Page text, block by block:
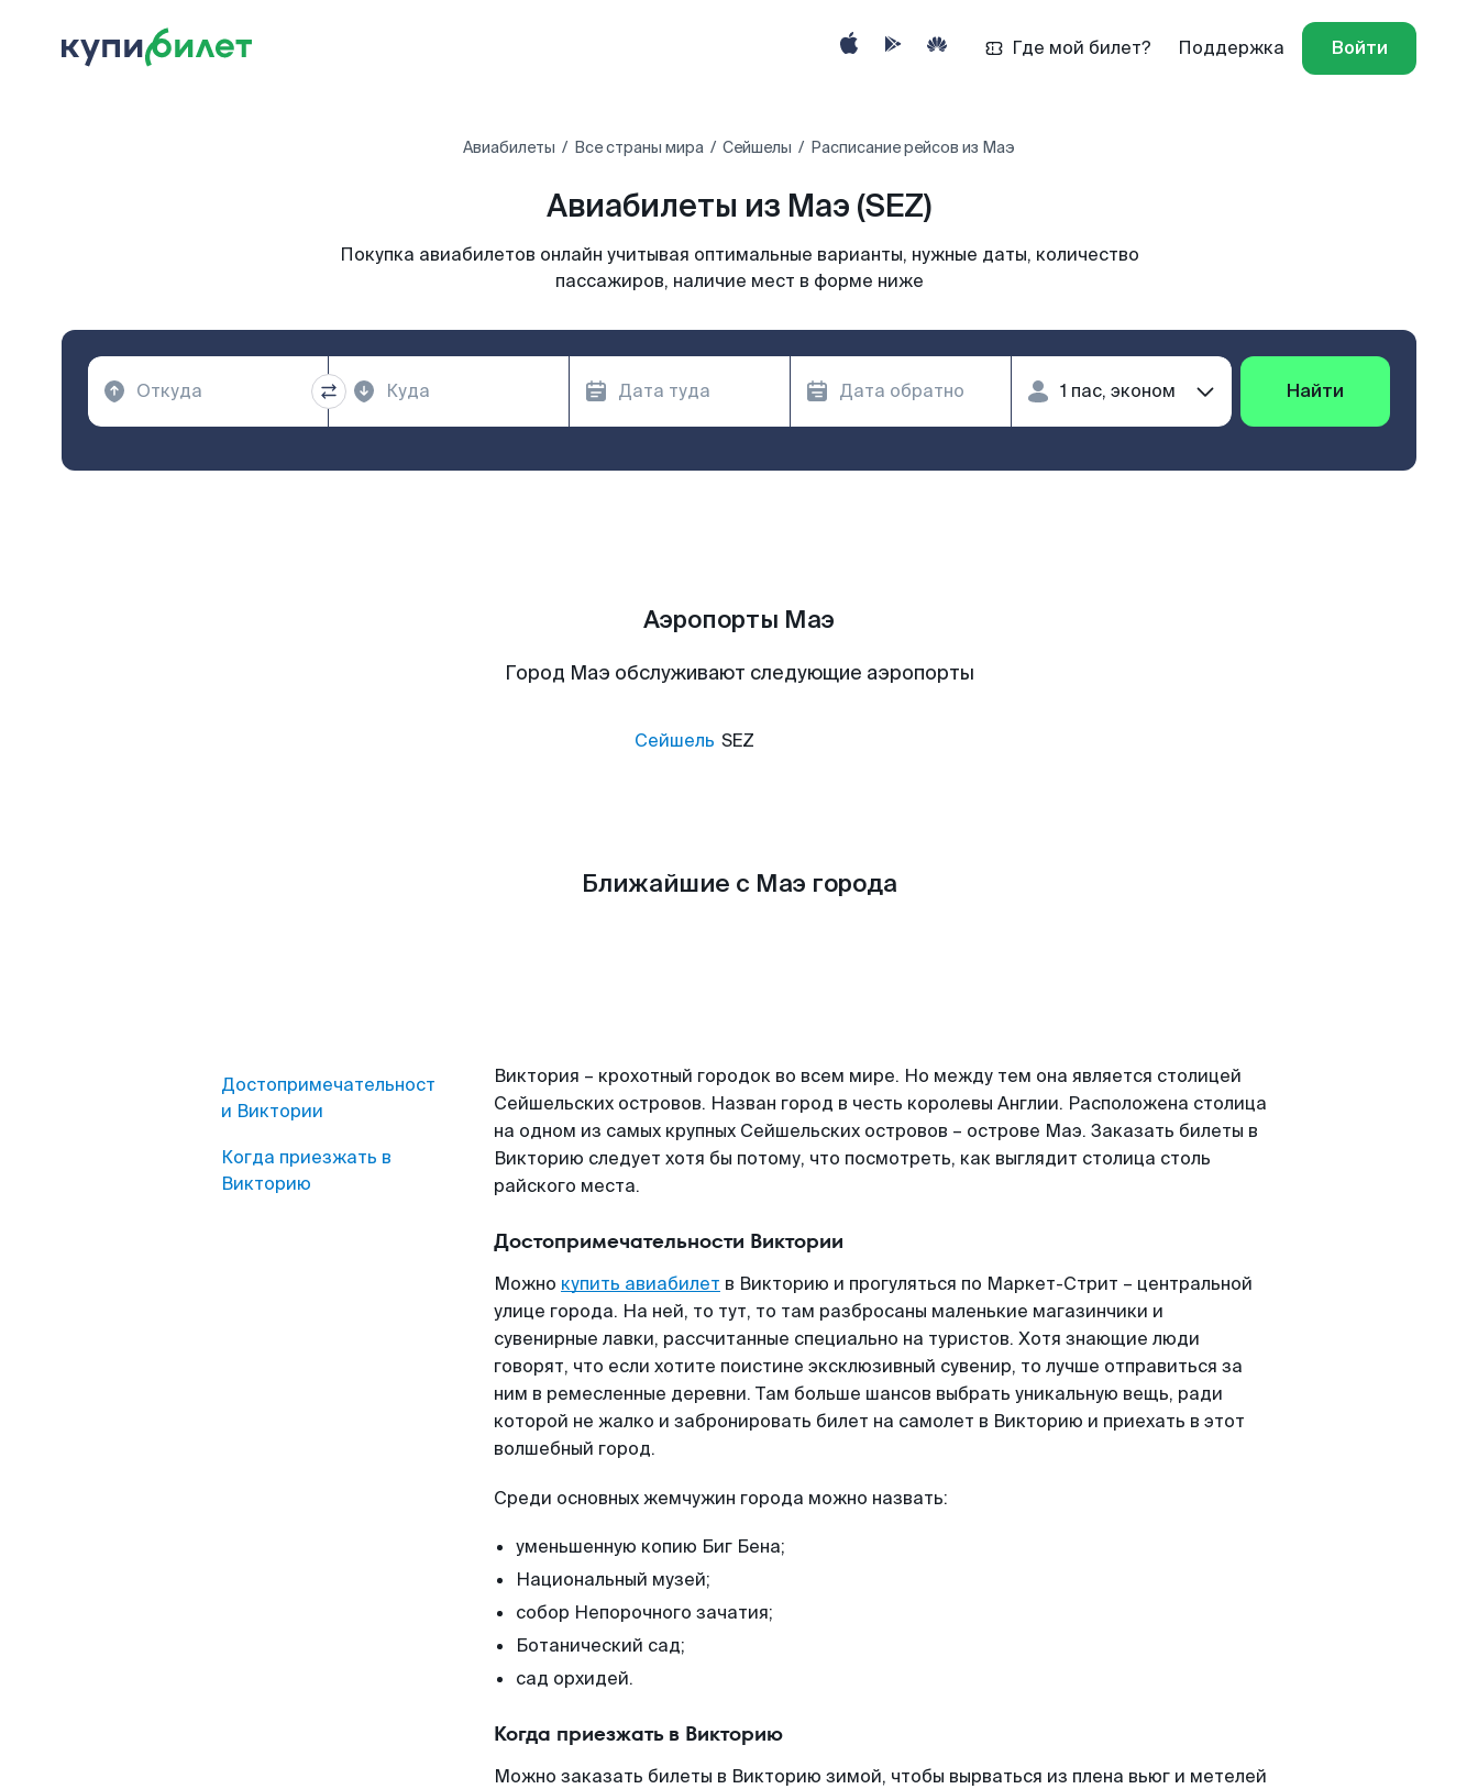
Где мой билет? Поддержка Войти
Авиабилеты Все страны мира Сейшелы‎ Расписание рейсов из Маэ
Авиабилеты из Маэ (SEZ)
Покупка авиабилетов онлайн учитывая оптимальные варианты, нужные даты, количество
пассажиров, наличие мест в форме ниже
Найти
Аэропорты Маэ
Город Маэ обслуживают следующие аэропорты
Сейшель SEZ
Ближайшие с Маэ города
Достопримечательност
и Виктории
Когда приезжать в
Викторию
Виктория – крохотный городок во всем мире. Но между тем она является столицей
Сейшельских островов. Назван город в честь королевы Англии. Расположена столица
на одном из самых крупных Сейшельских островов – острове Маэ. Заказать билеты в
Викторию следует хотя бы потому, что посмотреть, как выглядит столица столь
райского места.
Достопримечательности Виктории
Можно купить авиабилет в Викторию и прогуляться по Маркет-Стрит – центральной
улице города. На ней, то тут, то там разбросаны маленькие магазинчики и
сувенирные лавки, рассчитанные специально на туристов. Хотя знающие люди
говорят, что если хотите поистине эксклюзивный сувенир, то лучше отправиться за
ним в ремесленные деревни. Там больше шансов выбрать уникальную вещь, ради
которой не жалко и забронировать билет на самолет в Викторию и приехать в этот
волшебный город.
Среди основных жемчужин города можно назвать:
уменьшенную копию Биг Бена;
Национальный музей;
собор Непорочного зачатия;
Ботанический сад;
сад орхидей.
Когда приезжать в Викторию
Можно заказать билеты в Викторию зимой, чтобы вырваться из плена вьюг и метелей